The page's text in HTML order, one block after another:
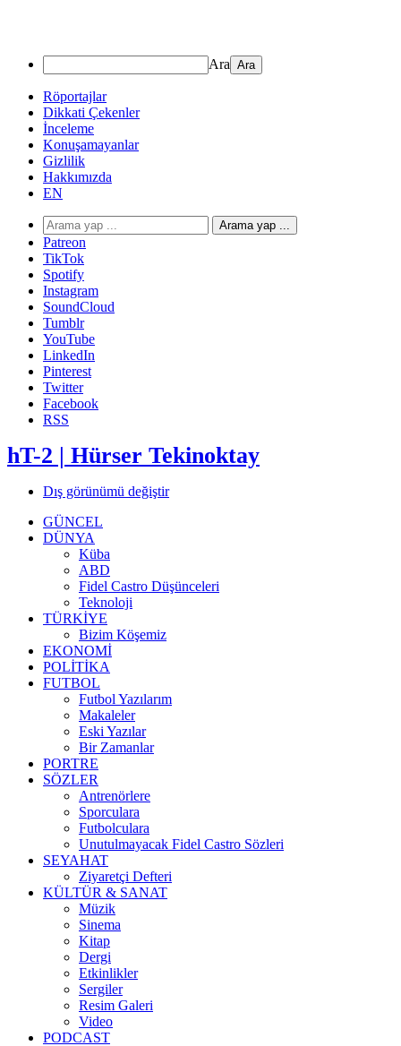
Ara
Röportajlar
Dikkati Çekenler
İnceleme
Konuşamayanlar
Gizlilik
Hakkımızda
EN
Arama yap ...
Patreon
TikTok
Spotify
Instagram
SoundCloud
Tumblr
YouTube
LinkedIn
Pinterest
Twitter
Facebook
RSS
hT-2 | Hürser Tekinoktay
Dış görünümü değiştir
GÜNCEL
DÜNYA
Küba
ABD
Fidel Castro Düşünceleri
Teknoloji
TÜRKİYE
Bizim Köşemiz
EKONOMİ
POLİTİKA
FUTBOL
Futbol Yazılarım
Makaleler
Eski Yazılar
Bir Zamanlar
PORTRE
SÖZLER
Antrenörlere
Sporculara
Futbolculara
Unutulmayacak Fidel Castro Sözleri
SEYAHAT
Ziyaretçi Defteri
KÜLTÜR & SANAT
Müzik
Sinema
Kitap
Dergi
Etkinlikler
Sergiler
Resim Galeri
Video
PODCAST